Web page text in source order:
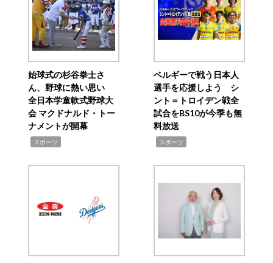
始球式の杉谷拳士さ
ん、野球に熱い思い
全日本学童軟式野球大
会 マクドナルド・トー
ナメントが開幕
スポーツ
ベルギーで戦う日本人
選手を応援しよう シ
ント＝トロイデン戦全
試合をBS10が今季も無
料放送
スポーツ